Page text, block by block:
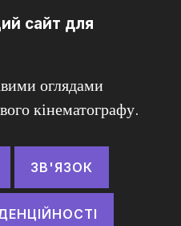
сайт для
оглядами
кінематографу.
ЗВ'ЯЗОК